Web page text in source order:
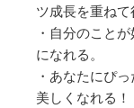
ツ成長を重ねて
・自分のこと
になれる。
・あなたにぴ
美しくなれる！